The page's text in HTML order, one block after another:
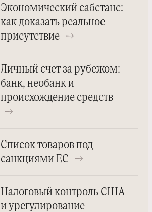
Экономический сабстанс:
как доказать реальное
присутствие →
Личный счет за рубежом:
банк, необанк и
происхождение средств
→
Список товаров под
санкциями ЕС
→
Налоговый контроль США
и урегулирование